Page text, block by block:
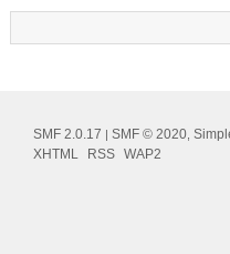
SMF 2.0.17 | SMF © 2020
XHTML
RSS WAP2